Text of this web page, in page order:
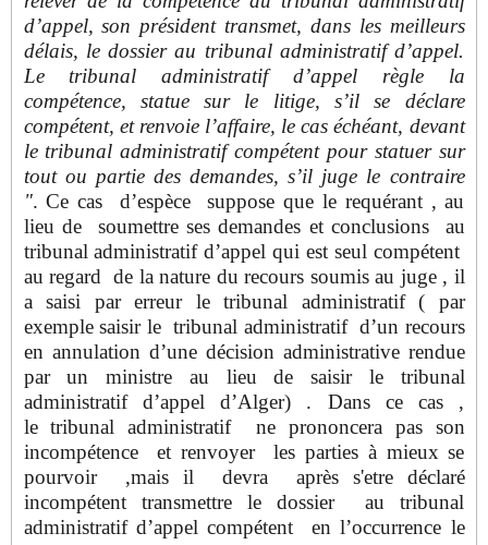
d’appel, son président transmet, dans les meilleurs
délais, le dossier au tribunal administratif d’appel.
Le tribunal administratif d’appel règle la
compétence, statue sur le litige, s’il se déclare
compétent, et renvoie l’affaire, le cas échéant, devant
le tribunal administratif compétent pour statuer sur
tout ou partie des demandes, s’il juge le contraire
". Ce cas d’espèce suppose que le requérant , au
lieu de soumettre ses demandes et conclusions au
tribunal administratif d’appel qui est seul compétent
au regard de la nature du recours soumis au juge , il
a saisi par erreur le tribunal administratif ( par
exemple saisir le tribunal administratif d’un recours
en annulation d’une décision administrative rendue
par un ministre au lieu de saisir le tribunal
administratif d’appel d’Alger) . Dans ce cas ,
le tribunal administratif ne prononcera pas son
incompétence et renvoyer les parties à mieux se
pourvoir ,mais il devra après s'etre déclaré
incompétent transmettre le dossier au tribunal
administratif d’appel compétent en l’occurrence le